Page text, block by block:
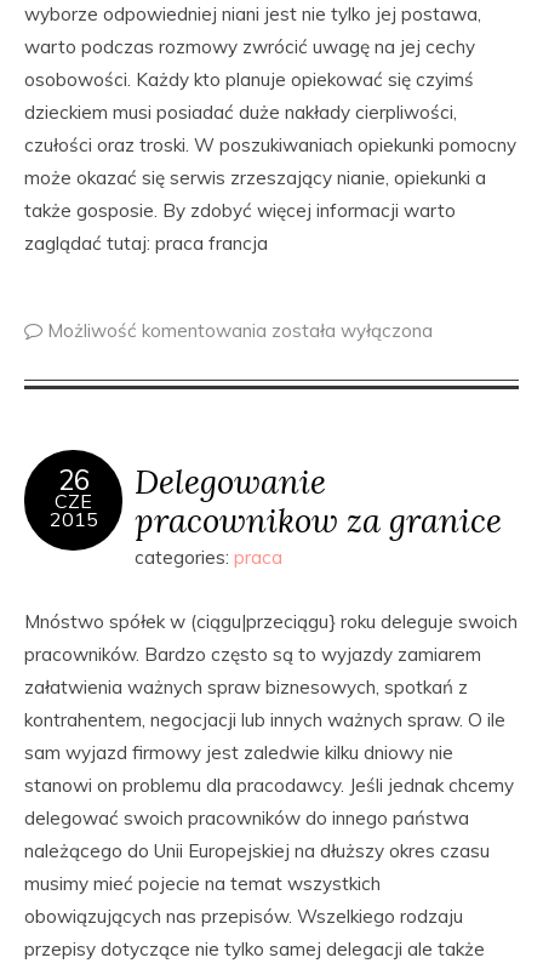
wyborze odpowiedniej niani jest nie tylko jej postawa,
warto podczas rozmowy zwrócić uwagę na jej cechy
osobowości. Każdy kto planuje opiekować się czyimś
dzieckiem musi posiadać duże nakłady cierpliwości,
czułości oraz troski. W poszukiwaniach opiekunki pomocny
może okazać się serwis zrzeszający nianie, opiekunki a
także gosposie. By zdobyć więcej informacji warto
zaglądać tutaj: praca francja
Możliwość komentowania została wyłączona
26
CZE
2015
Delegowanie
pracownikow za granice
categories: praca
Mnóstwo spółek w (ciągu|przeciągu} roku deleguje swoich
pracowników. Bardzo często są to wyjazdy zamiarem
załatwienia ważnych spraw biznesowych, spotkań z
kontrahentem, negocjacji lub innych ważnych spraw. O ile
sam wyjazd firmowy jest zaledwie kilku dniowy nie
stanowi on problemu dla pracodawcy. Jeśli jednak chcemy
delegować swoich pracowników do innego państwa
należącego do Unii Europejskiej na dłuższy okres czasu
musimy mieć pojecie na temat wszystkich
obowiązujących nas przepisów. Wszelkiego rodzaju
przepisy dotyczące nie tylko samej delegacji ale także